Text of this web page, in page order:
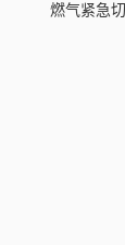
燃气紧急